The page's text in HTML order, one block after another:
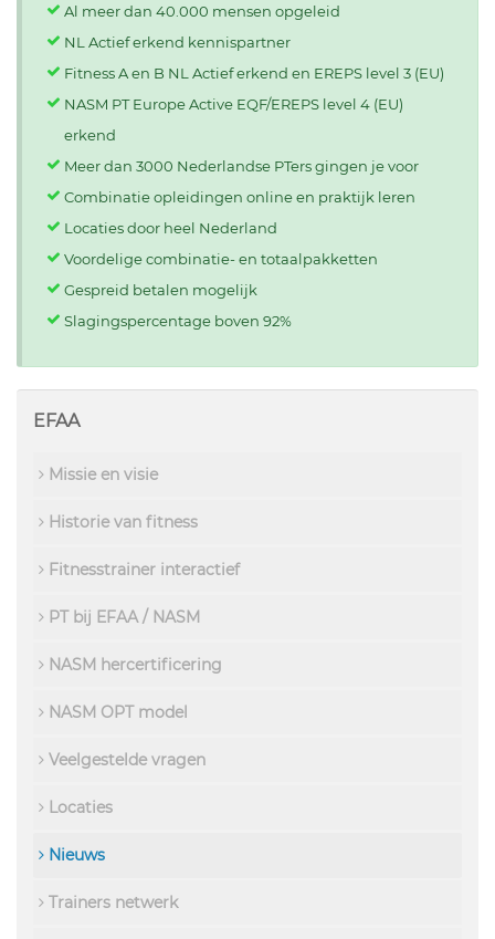
Al meer dan 40.000 mensen opgeleid
NL Actief erkend kennispartner
Fitness A en B NL Actief erkend en EREPS level 3 (EU)
NASM PT Europe Active EQF/EREPS level 4 (EU)
erkend
Meer dan 3000 Nederlandse PTers gingen je voor
Combinatie opleidingen online en praktijk leren
Locaties door heel Nederland
Voordelige combinatie- en totaalpakketten
Gespreid betalen mogelijk
Slagingspercentage boven 92%
EFAA
Missie en visie
Historie van fitness
Fitnesstrainer interactief
PT bij EFAA / NASM
NASM hercertificering
NASM OPT model
Veelgestelde vragen
Locaties
Nieuws
Trainers netwerk